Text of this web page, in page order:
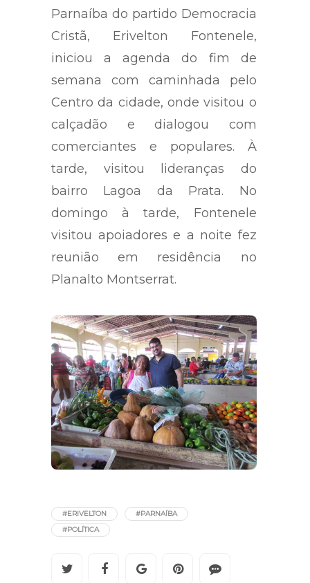
Parnaíba do partido Democracia
Cristã, Erivelton Fontenele,
iniciou a agenda do fim de
semana com caminhada pelo
Centro da cidade, onde visitou o
calçadão e dialogou com
comerciantes e populares. À
tarde, visitou lideranças do
bairro Lagoa da Prata. No
domingo à tarde, Fontenele
visitou apoiadores e a noite fez
reunião em residência no
Planalto Montserrat.
#ERIVELTON
#PARNAÍBA
#POLÍTICA